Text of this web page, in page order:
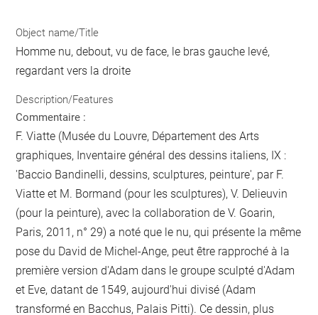
Object name/Title
Homme nu, debout, vu de face, le bras gauche levé,
regardant vers la droite
Description/Features
Commentaire :
F. Viatte (Musée du Louvre, Département des Arts
graphiques, Inventaire général des dessins italiens, IX :
'Baccio Bandinelli, dessins, sculptures, peinture', par F.
Viatte et M. Bormand (pour les sculptures), V. Delieuvin
(pour la peinture), avec la collaboration de V. Goarin,
Paris, 2011, n° 29) a noté que le nu, qui présente la même
pose du David de Michel-Ange, peut être rapproché à la
première version d'Adam dans le groupe sculpté d'Adam
et Eve, datant de 1549, aujourd'hui divisé (Adam
transformé en Bacchus, Palais Pitti). Ce dessin, plus